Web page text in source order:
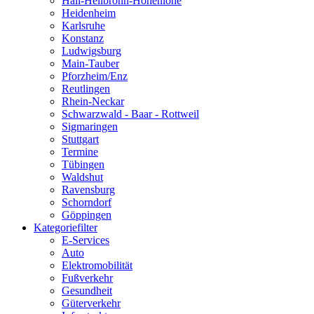
Heidenheim
Karlsruhe
Konstanz
Ludwigsburg
Main-Tauber
Pforzheim/Enz
Reutlingen
Rhein-Neckar
Schwarzwald - Baar - Rottweil
Sigmaringen
Stuttgart
Termine
Tübingen
Waldshut
Ravensburg
Schorndorf
Göppingen
Kategoriefilter
E-Services
Auto
Elektromobilität
Fußverkehr
Gesundheit
Güterverkehr